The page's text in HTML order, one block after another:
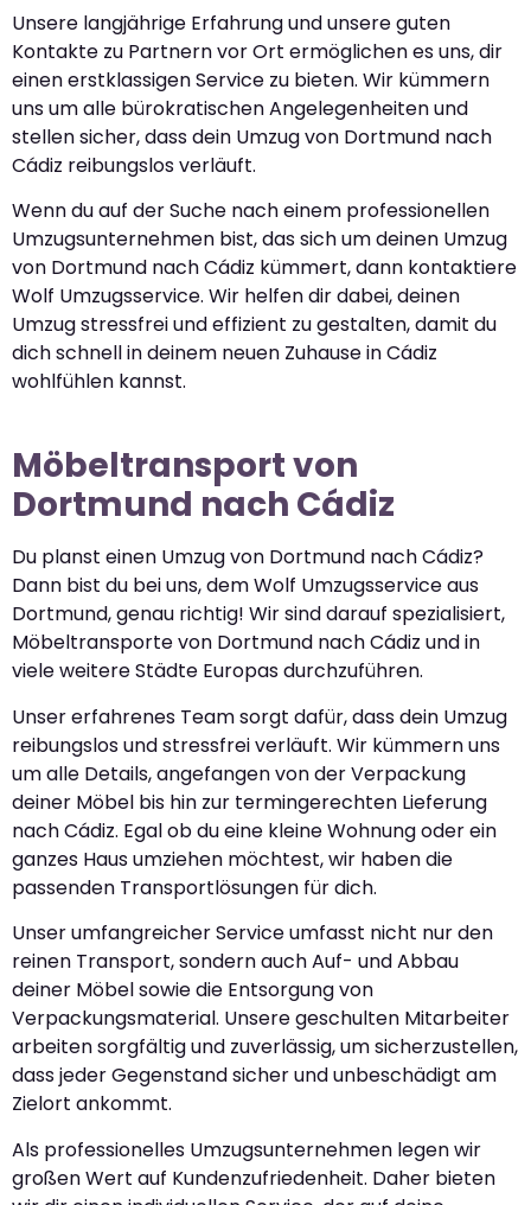
Unsere langjährige Erfahrung und unsere guten
Kontakte zu Partnern vor Ort ermöglichen es uns, dir
einen erstklassigen Service zu bieten. Wir kümmern
uns um alle bürokratischen Angelegenheiten und
stellen sicher, dass dein Umzug von Dortmund nach
Cádiz reibungslos verläuft.
Wenn du auf der Suche nach einem professionellen
Umzugsunternehmen bist, das sich um deinen Umzug
von Dortmund nach Cádiz kümmert, dann kontaktiere
Wolf Umzugsservice. Wir helfen dir dabei, deinen
Umzug stressfrei und effizient zu gestalten, damit du
dich schnell in deinem neuen Zuhause in Cádiz
wohlfühlen kannst.
Möbeltransport von
Dortmund nach Cádiz
Du planst einen Umzug von Dortmund nach Cádiz?
Dann bist du bei uns, dem Wolf Umzugsservice aus
Dortmund, genau richtig! Wir sind darauf spezialisiert,
Möbeltransporte von Dortmund nach Cádiz und in
viele weitere Städte Europas durchzuführen.
Unser erfahrenes Team sorgt dafür, dass dein Umzug
reibungslos und stressfrei verläuft. Wir kümmern uns
um alle Details, angefangen von der Verpackung
deiner Möbel bis hin zur termingerechten Lieferung
nach Cádiz. Egal ob du eine kleine Wohnung oder ein
ganzes Haus umziehen möchtest, wir haben die
passenden Transportlösungen für dich.
Unser umfangreicher Service umfasst nicht nur den
reinen Transport, sondern auch Auf- und Abbau
deiner Möbel sowie die Entsorgung von
Verpackungsmaterial. Unsere geschulten Mitarbeiter
arbeiten sorgfältig und zuverlässig, um sicherzustellen,
dass jeder Gegenstand sicher und unbeschädigt am
Zielort ankommt.
Als professionelles Umzugsunternehmen legen wir
großen Wert auf Kundenzufriedenheit. Daher bieten